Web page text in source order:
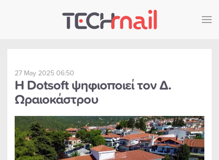
Skip to main content
27 May 2025 06:50
Η Dotsoft ψηφιοποιεί τον Δ.
Ωραιοκάστρου